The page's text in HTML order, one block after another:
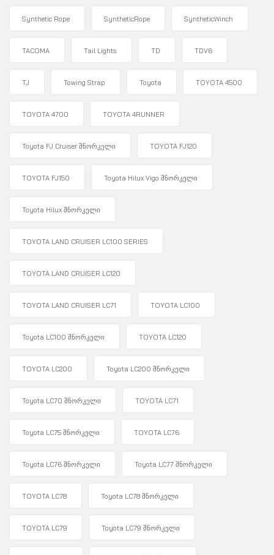
Synthetic Rope SyntheticRope SyntheticWinch
TACOMA Tail Lights TD TDV6
TJ Towing Strap Toyota TOYOTA 4500
TOYOTA 4700 TOYOTA 4RUNNER
Toyota FJ Cruiser შნორკელი TOYOTA FJ120
TOYOTA FJ150 Toyota Hilux Vigo შნორკელი
Toyota Hilux შნორკელი
TOYOTA LAND CRUISER LC100 SERIES
TOYOTA LAND CRUISER LC120
TOYOTA LAND CRUISER LC71 TOYOTA LC100
Toyota LC100 შნორკელი TOYOTA LC120
TOYOTA LC200 Toyota LC200 შნორკელი
Toyota LC70 შნორკელი TOYOTA LC71
Toyota LC75 შნორკელი TOYOTA LC76
Toyota LC76 შნორკელი Toyota LC77 შნორკელი
TOYOTA LC78 Toyota LC78 შნორკელი
TOYOTA LC79 Toyota LC79 შნორკელი